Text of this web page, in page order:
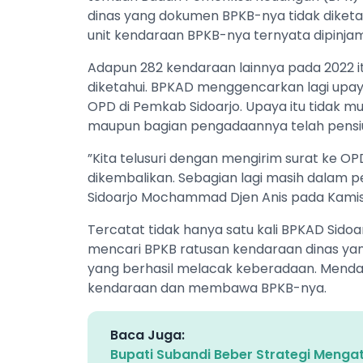
dinas yang dokumen BPKB-nya tidak
unit kendaraan BPKB-nya ternyata
Adapun 282 kendaraan lainnya pada
diketahui. BPKAD menggencarkan lagi
OPD di Pemkab Sidoarjo. Upaya itu tidak
maupun bagian pengadaannya telah
”Kita telusuri dengan mengirim surat ke
dikembalikan. Sebagian lagi masih dalam
Sidoarjo Mochammad Djen Anis pada
Tercatat tidak hanya satu kali BPKAD
mencari BPKB ratusan kendaraan dinas
yang berhasil melacak keberadaan.
kendaraan dan membawa BPKB-nya.
Baca Juga:
Bupati Subandi Beber Strategi